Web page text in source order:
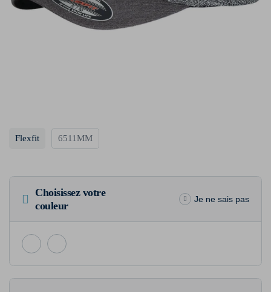
Flexfit 6511MM
Choisissez votre
couleur
Je ne sais pas